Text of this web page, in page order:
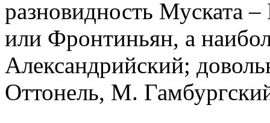
разновидность Муската
или Фронтиньян, а
Александрийский;
Оттонель, М.